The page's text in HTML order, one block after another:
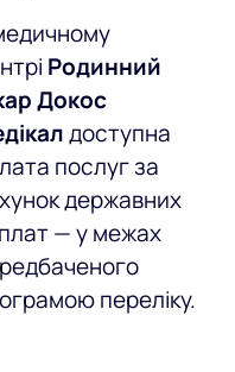
Родинний
Докос
доступна
послуг за
державних
— у межах
переліку.